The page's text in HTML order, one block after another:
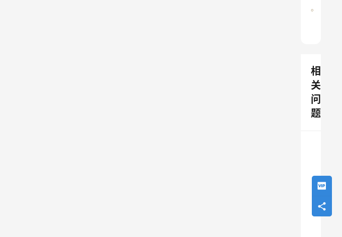
。
相
关
问
题